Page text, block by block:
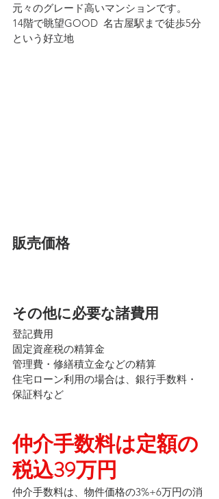
元々のグレード高いマンションです。
14階で眺望GOOD  名古屋駅まで徒歩5分
という好立地
販売価格
その他に必要な諸費用
登記費用
固定資産税の精算金
管理費・修繕積立金などの精算
住宅ローン利用の場合は、銀行手数料・
保証料など
仲介手数料は定額の
税込39万円
仲介手数料は、物件価格の3%+6万円の消